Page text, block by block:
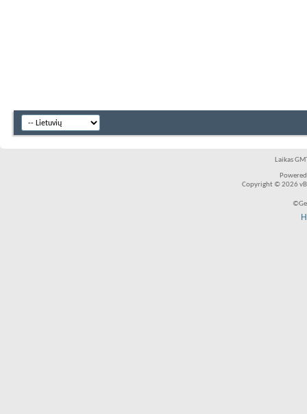
Laikas
Copyright © 2026